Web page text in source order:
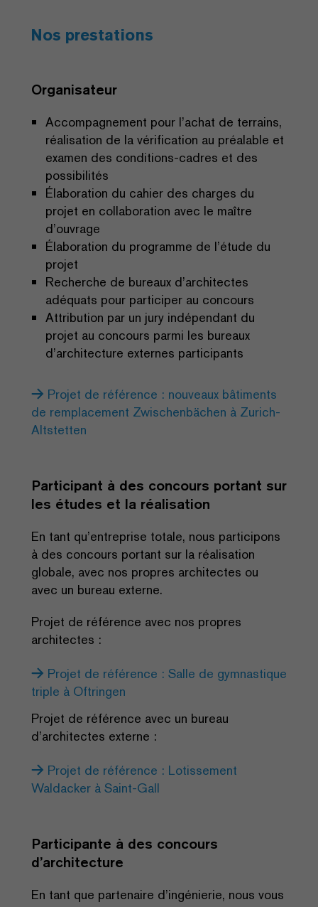
Nos prestations
Organisateur
Accompagnement pour l’achat de terrains,
réalisation de la vérification au préalable et
examen des conditions-cadres et des
possibilités
Élaboration du cahier des charges du
projet en collaboration avec le maître
d’ouvrage
Élaboration du programme de l’étude du
projet
Recherche de bureaux d’architectes
adéquats pour participer au concours
Attribution par un jury indépendant du
projet au concours parmi les bureaux
d’architecture externes participants
Projet de référence : nouveaux bâtiments
de remplacement Zwischenbächen à Zurich-
Altstetten
Participant à des concours portant sur
les études et la réalisation
En tant qu’entreprise totale, nous participons
à des concours portant sur la réalisation
globale, avec nos propres architectes ou
avec un bureau externe.
Projet de référence avec nos propres
architectes :
Projet de référence : Salle de gymnastique
triple à Oftringen
Projet de référence avec un bureau
d’architectes externe :
Projet de référence : Lotissement
Waldacker à Saint-Gall
Participante à des concours
d’architecture
En tant que partenaire d’ingénierie, nous vous